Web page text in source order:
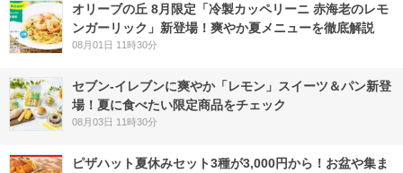
オリーブの丘 8月限定「冷製カッペリーニ 赤海老のレモ
ンガーリック」新登場！爽やか夏メニューを徹底解説
08月01日 11時30分
セブン‐イレブンに爽やか「レモン」スイーツ＆パン新登
場！夏に食べたい限定商品をチェック
08月03日 11時30分
ピザハット夏休みセット3種が3,000円から！お盆や集ま